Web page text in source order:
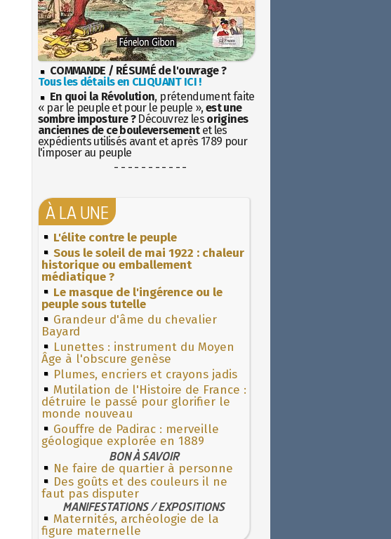
COMMANDE / RÉSUMÉ de l'ouvrage ?
Tous les détails en CLIQUANT ICI !
En quoi la Révolution, prétendument faite
« par le peuple et pour le peuple », est une
sombre imposture ?Découvrez les origines
anciennes de ce bouleversementet les
expédients utilisés avant et après 1789 pour
l'imposer au peuple
- - - - - - - - - - -
À LA UNE
L'élite contre le peuple
Sous le soleil de mai 1922 : chaleur
historique ou emballement
médiatique ?
Le masque de l'ingérence ou le
peuple sous tutelle
Grandeur d'âme du chevalier
Bayard
Lunettes : instrument du Moyen
Âge à l'obscure genèse
Plumes, encriers et crayons jadis
Mutilation de l'Histoire de France :
détruire le passé pour glorifier le
monde nouveau
Gouffre de Padirac : merveille
géologique explorée en 1889
BON À SAVOIR
Ne faire de quartier à personne
Des goûts et des couleurs il ne
faut pas disputer
MANIFESTATIONS / EXPOSITIONS
Maternités, archéologie de la
figure maternelle